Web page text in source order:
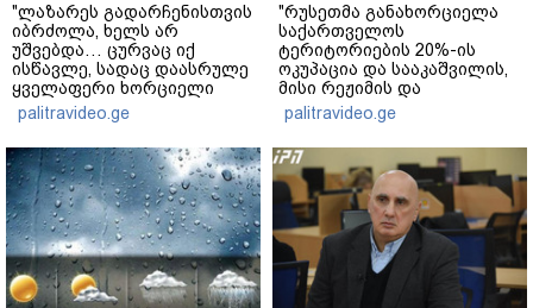
"ლაზარეს გადარჩენისთვის
იბრძოლა, ხელს არ
უშვებდა… ცურვაც იქ
ისწავლე, სადაც დაასრულე
ყველაფერი ხორციელი
ცხოვრებიდან" – რას წერს
ხობში დაღუპული დედა-
შვილის ახლობელი?
palitravideo.ge
"რუსეთმა განახორციელა
საქართველოს
ტერიტორიების 20%-ის
ოკუპაცია და სააკაშვილის,
მისი რეჟიმის და
"ნაცმოძრაობის" ღალატი
ვერანაირად ვერ
გადაფარავს ამ
დანაშაულს" - ირაკლი
კობახიძე
palitravideo.ge